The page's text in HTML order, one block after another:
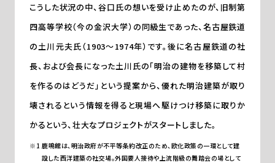
こうした状況の中、谷口氏の想いを受け止めたのが、旧制第
四高等学校（今の金沢大学）の同級生であった、名古屋鉄道
の土川元夫氏（1903～1974年）です。後に名古屋鉄道の社
長、および会長になった土川氏の「明治の建物を移築して村
を作るのはどうだ」という提案から、優れた明治建築が取り
壊されるという情報を得ると現場へ駆けつけ移築に取りか
かるという、壮大なプロジェクトがスタートしました。
鹿鳴館は、明治政府が不平等条約改正のため、欧化政策の一環として建
設した西洋建築の社交場。外国要人接待や上流階級の舞踏会の場として